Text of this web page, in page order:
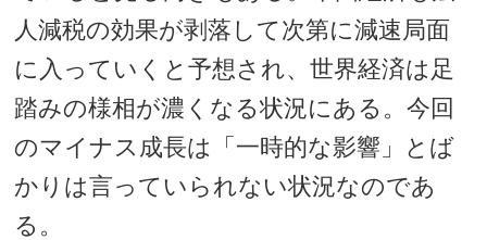
人減税の効果が剥落して次第に減速局面
に入っていくと予想され、世界経済は足
踏みの様相が濃くなる状況にある。今回
のマイナス成長は「一時的な影響」とば
かりは言っていられない状況なのであ
る。